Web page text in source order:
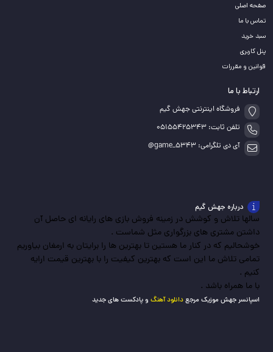
صفحه اصلی
تماس با ما
سبد خرید
پنل کاربری
قوانین و مقررات
ارتباط با ما
فروشگاه اینترنتی جهش گیم
تلفن ثابت: 05155425343
آی دی تلگرامی: game_5343@
درباره جهش گیم
سالها تلاش و کوشش در زمینه فروش بازی های رایانه ای حاصل آن
داشتن مشتری های بزرگواری مثل شماست .
خوشحالیم که در کنار ما هستین تا بهترین ها را برایتان به ارمغان بیاوریم
تمامی تلاش ما این است که بهترین کیفیت را با بهترین قیمت ارایه
کنیم .
با ما همراه باشد .
اسپانسر جهش موزیک مرجعدانلود آهنگ و پادکست های جدید